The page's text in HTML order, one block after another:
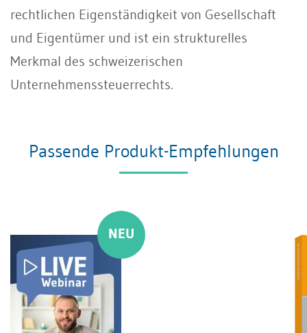
rechtlichen Eigenständigkeit von Gesellschaft
und Eigentümer und ist ein strukturelles
Merkmal des schweizerischen
Unternehmenssteuerrechts.
Passende Produkt-Empfehlungen